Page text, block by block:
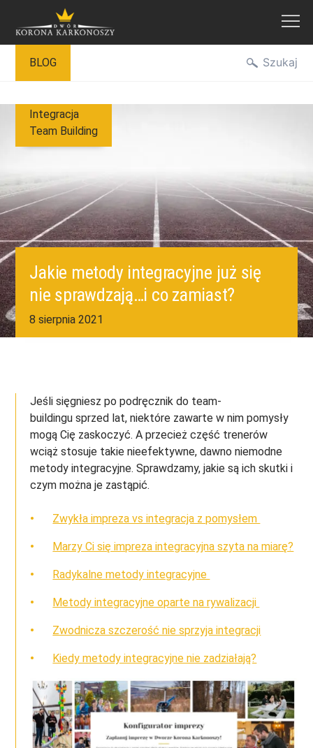
treści
BLOG
Jakie metody integracyjne już się
nie sprawdzają…i co zamiast?
8 sierpnia 2021
Integracja
Team Building
Jeśli sięgniesz po podręcznik do team-
buildingu sprzed lat, niektóre zawarte w nim pomysły
mogą Cię zaskoczyć. A przecież część trenerów
wciąż stosuje takie nieefektywne, dawno niemodne
metody integracyjne. Sprawdzamy, jakie są ich skutki i
czym można je zastąpić.
Zwykła impreza vs integracja z pomysłem
Marzy Ci się impreza integracyjna szyta na miarę?
Radykalne metody integracyjne
Metody integracyjne oparte na rywalizacji
Zwodnicza szczerość nie sprzyja integracji
Kiedy metody integracyjne nie zadziałają?